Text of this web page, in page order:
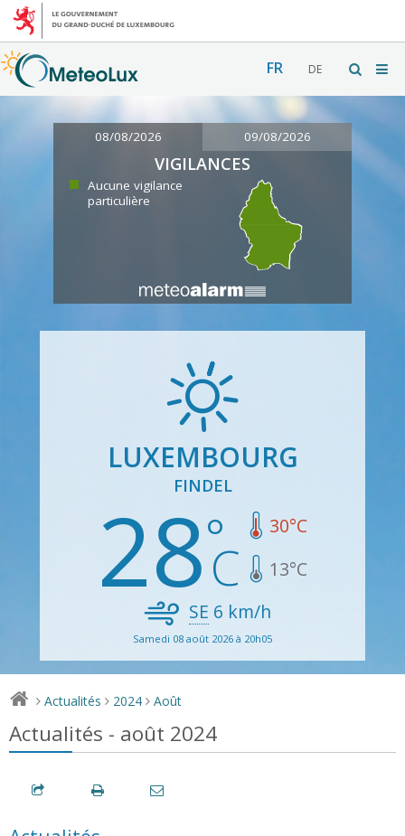
FR DE
08/08/2026 09/08/2026
VIGILANCES
Aucune vigilance
particulière
LUXEMBOURG
FINDEL
28 30°C
13°C
SE 6 km/h
Samedi 08 août 2026 à 20h05
> Actualités > 2024 > Août
Actualités - août 2024